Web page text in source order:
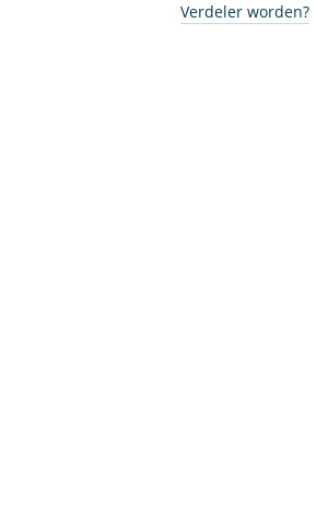
Verdeler worden?